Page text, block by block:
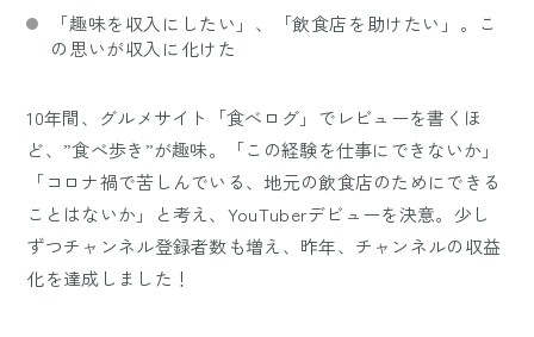
「趣味を収入にしたい」、「飲食店を助けたい」。こ
の思いが収入に化けた
10年間、グルメサイト「食べログ」でレビューを書くほ
ど、”食べ歩き”が趣味。「この経験を仕事にできないか」
「コロナ禍で苦しんでいる、地元の飲食店のためにできる
ことはないか」と考え、YouTuberデビューを決意。少し
ずつチャンネル登録者数も増え、昨年、チャンネルの収益
化を達成しました！